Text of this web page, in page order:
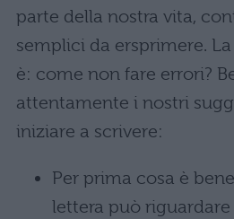
parte della nostra vita,
semplici da ersprimere.
è: come non fare errori?
attentamente i nostri
iniziare a scrivere:
Per prima cosa è
lettera può riguardare